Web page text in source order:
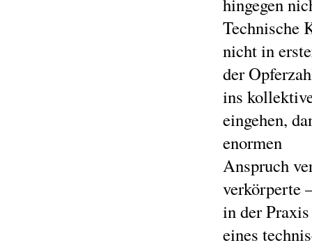
Technische
nicht in
der
ins
eingehen,
enormen
Anspruch
verkörperte
in der
eines